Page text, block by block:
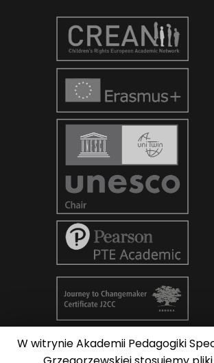
© Copyright 2026AKADEMIA
W witrynie Akademii Pedagogiki